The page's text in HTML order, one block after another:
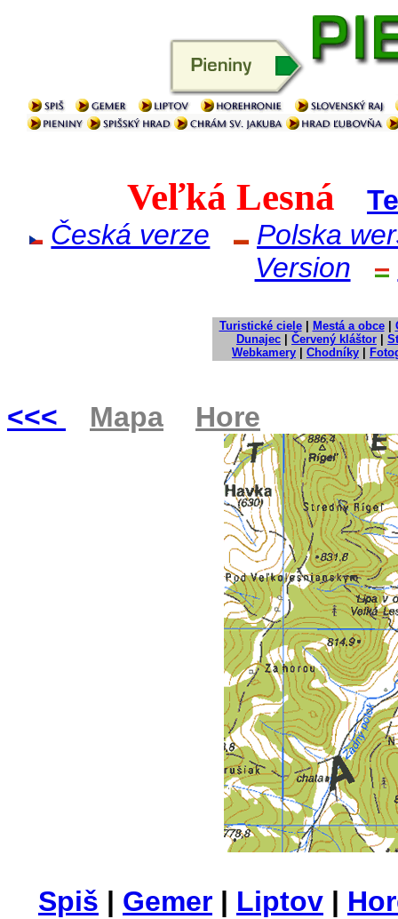
Veľká Lesná
Česká verze
Polska
Version
Turistické ciele| Mestá a obce|
Dunajec
Červený kláštor
Webkamery
Chodníky
<<< Mapa Hore
Spiš | Gemer | Liptov |